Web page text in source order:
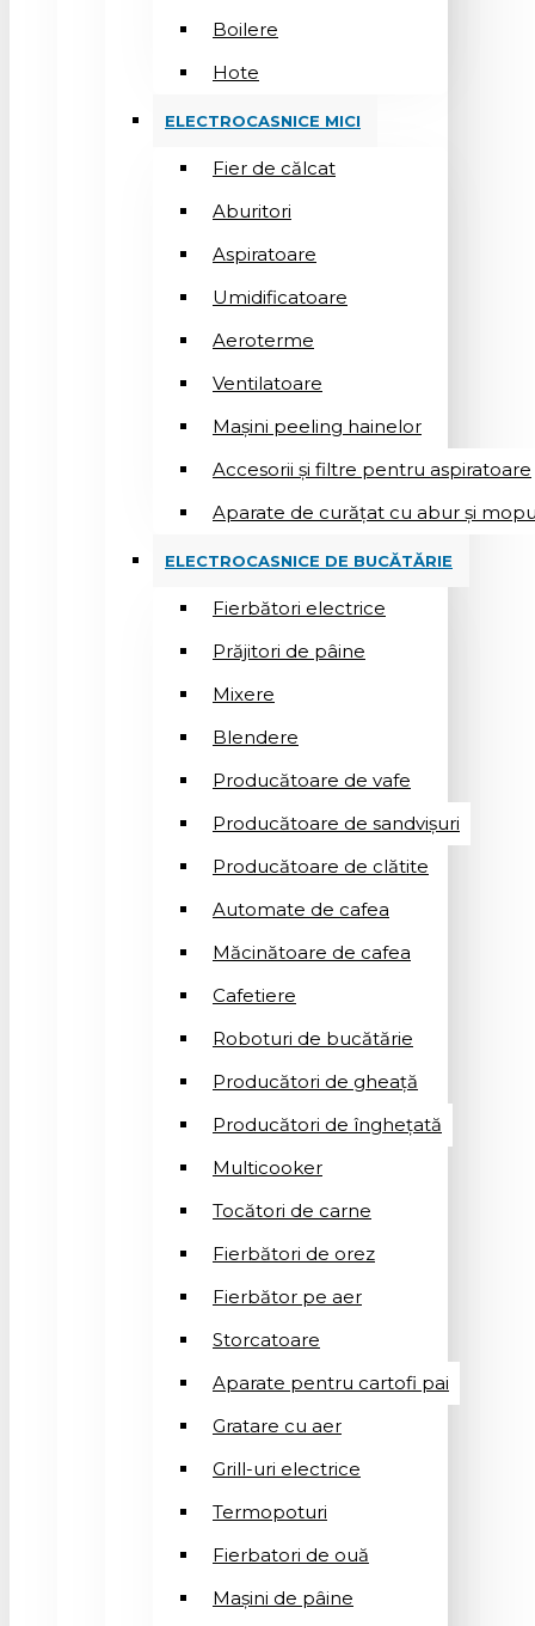
Boilere
Hote
ELECTROCASNICE MICI
Fier de călcat
Aburitori
Aspiratoare
Umidificatoare
Aeroterme
Ventilatoare
Mașini peeling hainelor
Accesorii și filtre pentru aspiratoare
Aparate de curățat cu abur și
ELECTROCASNICE DE BUCĂTĂRIE
Fierbători electrice
Prăjitori de pâine
Mixere
Blendere
Producătoare de vafe
Producătoare de sandvişuri
Producătoare de clătite
Automate de cafea
Măcinătoare de cafea
Cafetiere
Roboturi de bucătărie
Producători de gheață
Producători de înghețată
Multicooker
Tocători de carne
Fierbători de orez
Fierbător pe aer
Storcatoare
Aparate pentru cartofi pai
Gratare cu aer
Grill-uri electrice
Termopoturi
Fierbatori de ouă
Mașini de pâine